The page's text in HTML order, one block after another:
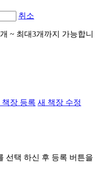
취소
~ 최대3개까지 가능합니
책장 등록 새 책장 수정
선택 하신 후 등록 버튼을